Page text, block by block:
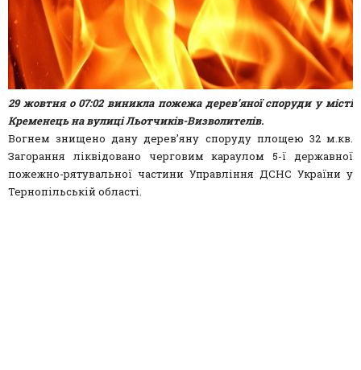
29 жовтня о 07:02 виникла пожежа дерев’яної споруди у місті
Кременець на вулиці Льотчиків-Визволителів.
Вогнем знищено дану дерев’яну споруду площею 32 м.кв.
Загорання ліквідовано черговим караулом 5-ї державної
пожежно-рятувальної частини Управління ДСНС України у
Тернопільській області.